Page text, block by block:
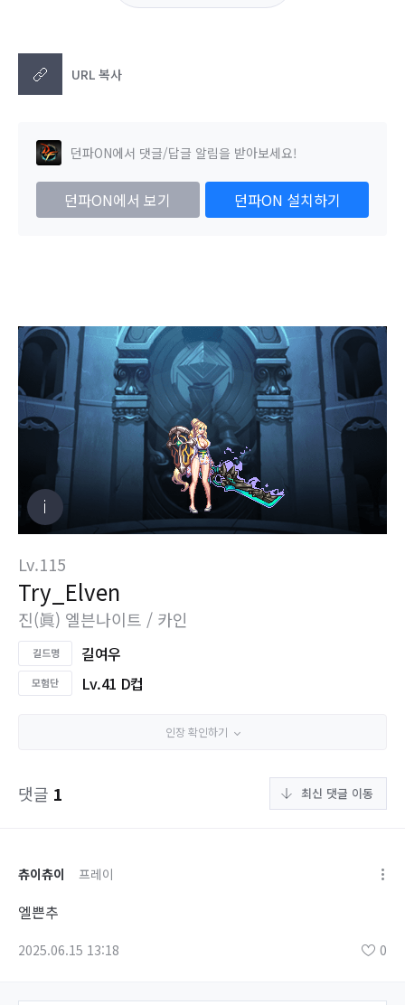
URL 복사
던파ON에서 댓글/답글 알림을 받아보세요!
던파ON에서 보기 던파ON 설치하기
Lv.115
Try_Elven
진(眞) 엘븐나이트 / 카인
길여우
Lv.41 D컵
인장 확인하기
댓글 1 최신 댓글 이동
츄이츄이 프레이
엘쁜추
2025.06.15 13:18 0